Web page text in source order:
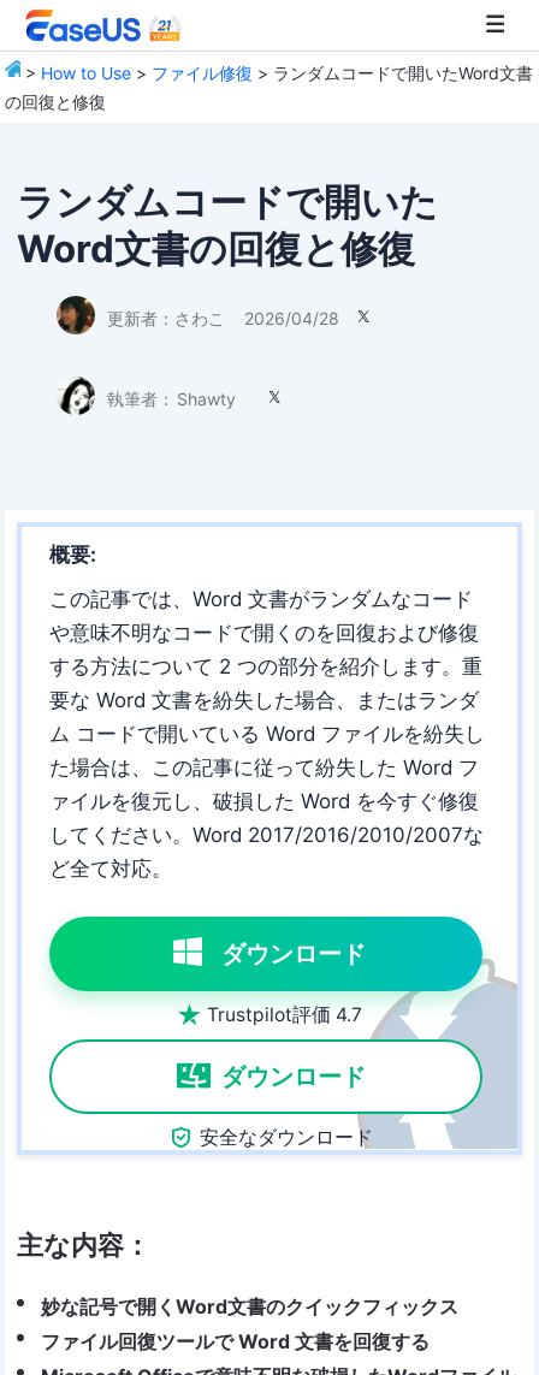
> How to Use > ファイル修復 > ランダムコードで開いたWord文書
の回復と修復
ランダムコードで開いた
Word文書の回復と修復
更新者： さわこ 2026/04/28 
執筆者： Shawty 
概要:
この記事では、Word 文書がランダムなコード
や意味不明なコードで開くのを回復および修復
する方法について 2 つの部分を紹介します。重
要な Word 文書を紛失した場合、またはランダ
ム コードで開いている Word ファイルを紛失し
た場合は、この記事に従って紛失した Word フ
ァイルを復元し、破損した Word を今すぐ修復
してください。Word 2017/2016/2010/2007な
ど全て対応。
ダウンロード
 Trustpilot評価 4.7
ダウンロード
 安全なダウンロード
主な内容：
妙な記号で開くWord文書のクイックフィックス
ファイル回復ツールで Word 文書を回復する